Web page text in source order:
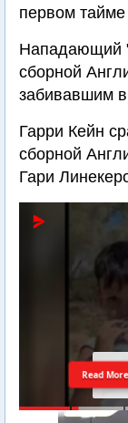
первом
Нападающий
сборной
забивавшим
Гарри Кейн
сборной
Гари
Read More